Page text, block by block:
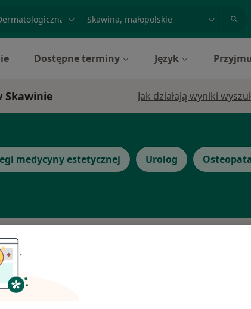
Dostępne terminy Język
Skawinie Jak działają wyniki
medycyny estetycznej Urolog